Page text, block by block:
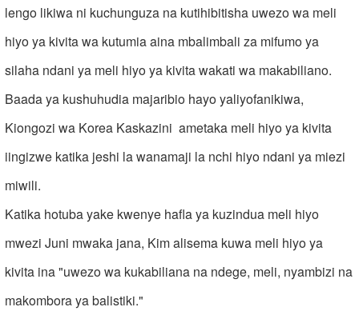
lengo likiwa ni kuchunguza na kutihibitisha uwezo wa meli
hiyo ya kivita wa kutumia aina mbalimbali za mifumo ya
silaha ndani ya meli hiyo ya kivita wakati wa makabiliano.
Baada ya kushuhudia majaribio hayo yaliyofanikiwa,
Kiongozi wa Korea Kaskazini ametaka meli hiyo ya kivita
iingizwe katika jeshi la wanamaji la nchi hiyo ndani ya miezi
miwili.
Katika hotuba yake kwenye hafla ya kuzindua meli hiyo
mwezi Juni mwaka jana, Kim alisema kuwa meli hiyo ya
kivita ina "uwezo wa kukabiliana na ndege, meli, nyambizi na
makombora ya balistiki."